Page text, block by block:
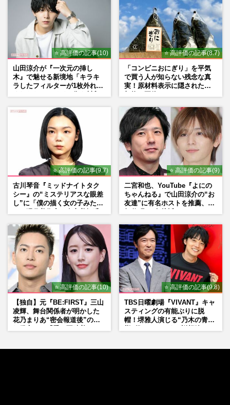
⭐ 高評価の記事(10)
山田涼介が『一次元の挿し
木』で魅せる新境地「キラキ
ラしたフィルターが1枚外れて
⭐ 高評価の記事(8.7)
「コンビニおにぎり」を平気
で買う人が知らない残念な真
実！原材料表示に隠された添
⭐ 高評価の記事(9.7)
古川琴音『ミッドナイトタク
シー』の“ミステリアスな眼差
し”に「僕の描く女の子みた
⭐ 高評価の記事(9)
二宮和也、YouTube『よにの
ちゃんねる』で山田涼介の“お
友達”に有名ホストを推薦、歌
⭐ 高評価の記事(10)
【独自】元『BE:FIRST』三山
凌輝、舞台関係者が明かした
花乃まりあ“密会報道後”の呆
⭐ 高評価の記事(9.8)
TBS日曜劇場『VIVANT』キャ
スティングの有能ぶりに脱
帽！堺雅人演じる“乃木の青年